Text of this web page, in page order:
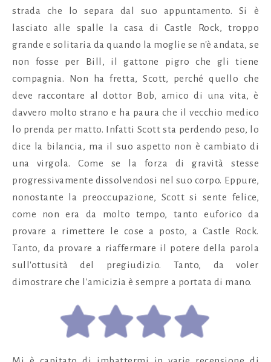
strada che lo separa dal suo appuntamento. Si è
lasciato alle spalle la casa di Castle Rock, troppo
grande e solitaria da quando la moglie se n'è andata, se
non fosse per Bill, il gattone pigro che gli tiene
compagnia. Non ha fretta, Scott, perché quello che
deve raccontare al dottor Bob, amico di una vita, è
davvero molto strano e ha paura che il vecchio medico
lo prenda per matto. Infatti Scott sta perdendo peso, lo
dice la bilancia, ma il suo aspetto non è cambiato di
una virgola. Come se la forza di gravità stesse
progressivamente dissolvendosi nel suo corpo. Eppure,
nonostante la preoccupazione, Scott si sente felice,
come non era da molto tempo, tanto euforico da
provare a rimettere le cose a posto, a Castle Rock.
Tanto, da provare a riaffermare il potere della parola
sull'ottusità del pregiudizio. Tanto, da voler
dimostrare che l'amicizia è sempre a portata di mano.